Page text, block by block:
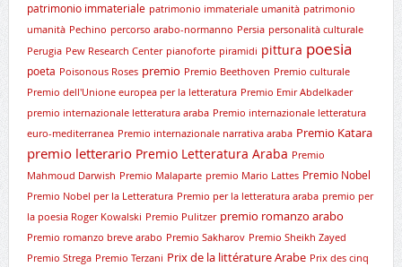
patrimonio immateriale patrimonio immateriale umanità patrimonio
umanità Pechino percorso arabo-normanno Persia personalità culturale
Perugia Pew Research Center pianoforte piramidi pittura poesia
poeta Poisonous Roses premio Premio Beethoven Premio culturale
Premio dell'Unione europea per la letteratura Premio Emir Abdelkader
premio internazionale letteratura araba Premio internazionale letteratura
euro-mediterranea Premio internazionale narrativa araba Premio Katara
premio letterario Premio Letteratura Araba Premio
Mahmoud Darwish Premio Malaparte premio Mario Lattes Premio Nobel
Premio Nobel per la Letteratura Premio per la letteratura araba premio per
la poesia Roger Kowalski Premio Pulitzer premio romanzo arabo
Premio romanzo breve arabo Premio Sakharov Premio Sheikh Zayed
Premio Strega Premio Terzani Prix de la littérature Arabe Prix des cinq